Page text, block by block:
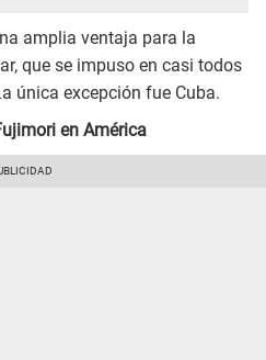
amplia ventaja para la
que se impuso en casi todos
única excepción fue Cuba.
en América